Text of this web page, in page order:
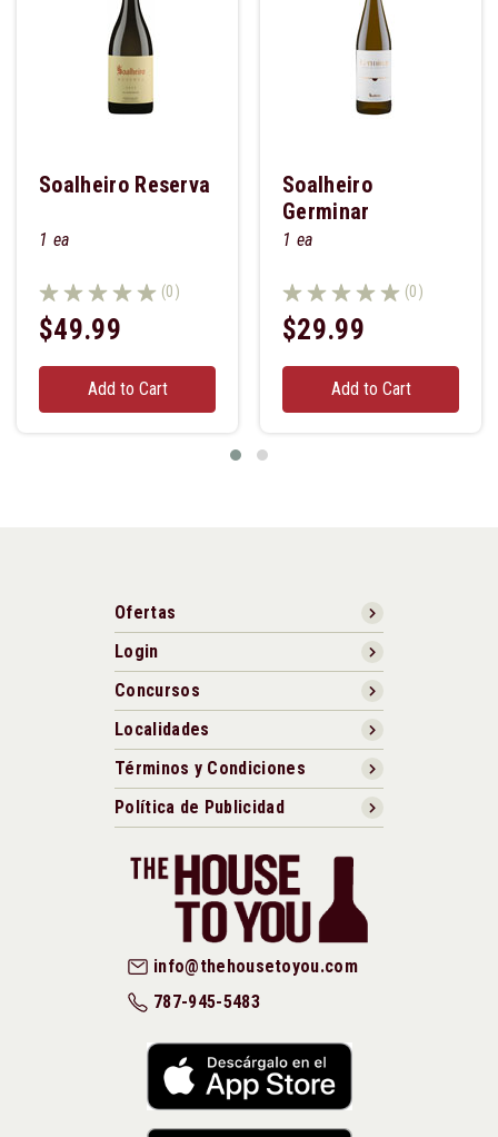
Soalheiro Reserva
1 ea
(0)
$49.99
Add to Cart
Soalheiro
Germinar
1 ea
(0)
$29.99
Add to Cart
Ofertas
Login
Concursos
Localidades
Términos y Condiciones
Política de Publicidad
info@thehousetoyou.com
787-945-5483